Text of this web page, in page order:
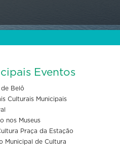
Eventos
Belô
Culturais Municipais
nos Museus
Praça da Estação
Municipal de Cultura